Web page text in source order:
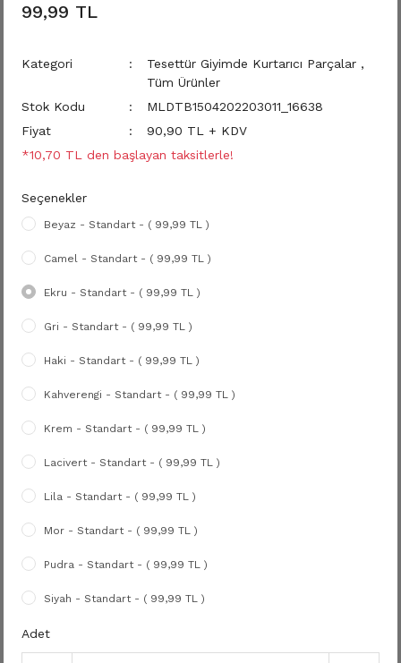
99,99 TL
Kategori Tesettür Giyimde Kurtarıcı Parçalar ,
Tüm Ürünler
Stok Kodu
MLDTB1504202203011_16638
Fiyat
90,90 TL + KDV
*10,70 TL den başlayan taksitlerle!
Seçenekler
Beyaz - Standart - ( 99,99 TL )
Camel - Standart - ( 99,99 TL )
Ekru - Standart - ( 99,99 TL )
Gri - Standart - ( 99,99 TL )
Haki - Standart - ( 99,99 TL )
Kahverengi - Standart - ( 99,99 TL )
Krem - Standart - ( 99,99 TL )
Lacivert - Standart - ( 99,99 TL )
Lila - Standart - ( 99,99 TL )
Mor - Standart - ( 99,99 TL )
Pudra - Standart - ( 99,99 TL )
Siyah - Standart - ( 99,99 TL )
Adet